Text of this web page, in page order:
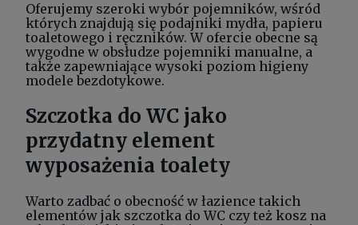
Oferujemy szeroki wybór pojemników, wśród
których znajdują się podajniki mydła, papieru
toaletowego i ręczników. W ofercie obecne są
wygodne w obsłudze pojemniki manualne, a
także zapewniające wysoki poziom higieny
modele bezdotykowe.
Szczotka do WC jako
przydatny element
wyposażenia toalety
Warto zadbać o obecność w łazience takich
elementów jak szczotka do WC czy też kosz na